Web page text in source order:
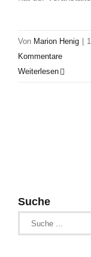
Von Marion Henig
Kommentare
Weiterlesen
Suche
Suche
nach: